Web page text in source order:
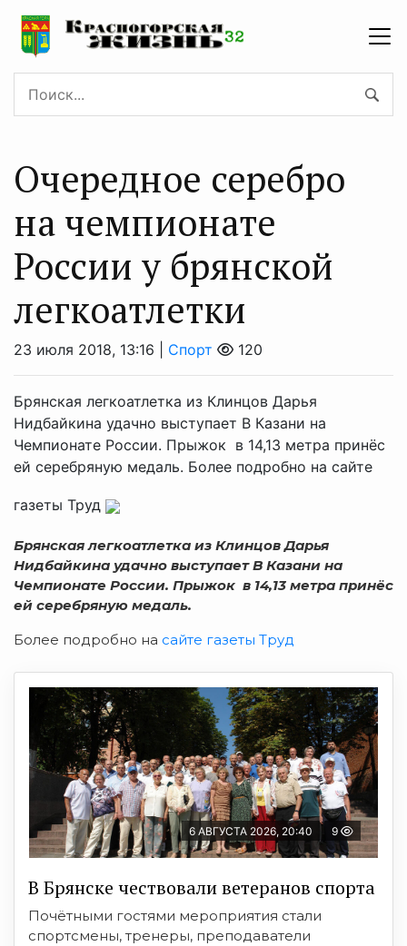
Очередное серебро
на чемпионате
России у брянской
легкоатлетки
23 июля 2018, 13:16 | Спорт 120
Брянская легкоатлетка из Клинцов Дарья
Нидбайкина удачно выступает В Казани на
Чемпионате России. Прыжок в 14,13 метра принёс
ей серебряную медаль. Более подробно на сайте
газеты Труд
Брянская легкоатлетка из Клинцов Дарья
Нидбайкина удачно выступает В Казани на
Чемпионате России. Прыжок в 14,13 метра принёс
ей серебряную медаль.
Более подробно на сайте газеты Труд
6 АВГУСТА 2026, 20:40 9
В Брянске чествовали ветеранов спорта
Почётными гостями мероприятия стали
спортсмены, тренеры, преподаватели